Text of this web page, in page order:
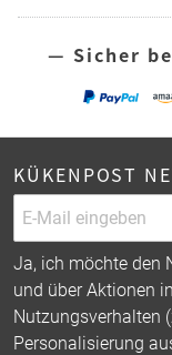
— Sicher
KÜKENPOST
Ja, ich möchte den
und über Aktionen
Nutzungsverhalten
Personalisierung